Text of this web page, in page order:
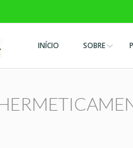
INÍCIO SOBRE